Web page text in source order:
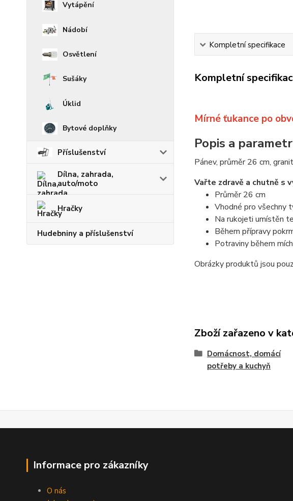
Vytápění
Nádobí
Osvětlení
Sušáky
Úklid
Bytové doplňky
Příslušenství
Dílna, zahrada,
auto/moto
Hračky
Hudebniny a příslušenství
Kompletní specifikace
Kompletní
Mírné ťukance po
Popis a
Pánev, průměr 26 cm,
Vařte zdravě a chutně s
Průměr 26 cm
Vhodné pro všechny
Na rukojeti umístěn
Během přípravy
Potraviny během
Obrázky produktů jsou
Zboží zařazeno v
Domácnost, domácí
potřeby a kuchyň
Informace pro zákazníky
O nás